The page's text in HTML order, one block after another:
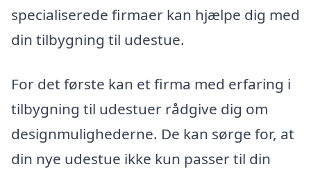
specialiserede firmaer kan hjælpe dig med
din tilbygning til udestue.
For det første kan et firma med erfaring i
tilbygning til udestuer rådgive dig om
designmulighederne. De kan sørge for, at
din nye udestue ikke kun passer til din